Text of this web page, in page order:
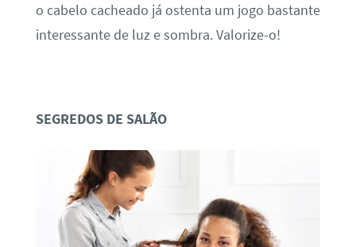
o cabelo cacheado já ostenta um jogo bastante
interessante de luz e sombra. Valorize-o!
SEGREDOS DE SALÃO